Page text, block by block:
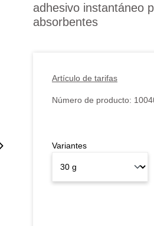
adhesivo instantáneo
absorbentes
Artículo de tarifas
Número de producto:
Variantes